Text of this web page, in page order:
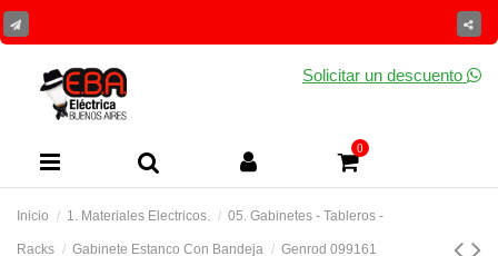
Solicitar un descuento
0
Inicio 1. Materiales Electricos. 05. Gabinetes - Tableros -
Racks Gabinete Estanco Con Bandeja Genrod 099161